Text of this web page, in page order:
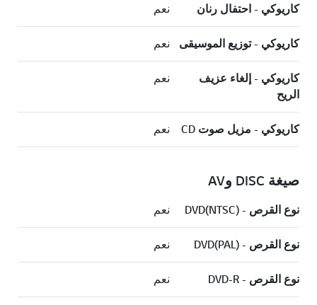
كاريوكي - احتفال رنان نعم
كاريوكي - توزيع الموسيقى نعم
كاريوكي - إلغاء عزيف
الريح
نعم
كاريوكي - مزيل صوت CD نعم
صيغة DISC وAV
نوع القرص - DVD(NTSC) نعم
نوع القرص - DVD(PAL) نعم
نوع القرص - DVD-R نعم